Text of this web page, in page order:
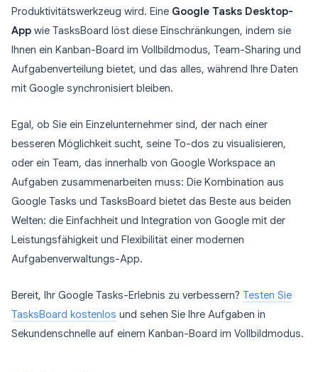
Produktivitätswerkzeug wird. Eine Google Tasks Desktop-
App wie TasksBoard löst diese Einschränkungen, indem sie
Ihnen ein Kanban-Board im Vollbildmodus, Team-Sharing und
Aufgabenverteilung bietet, und das alles, während Ihre Daten
mit Google synchronisiert bleiben.
Egal, ob Sie ein Einzelunternehmer sind, der nach einer
besseren Möglichkeit sucht, seine To-dos zu visualisieren,
oder ein Team, das innerhalb von Google Workspace an
Aufgaben zusammenarbeiten muss: Die Kombination aus
Google Tasks und TasksBoard bietet das Beste aus beiden
Welten: die Einfachheit und Integration von Google mit der
Leistungsfähigkeit und Flexibilität einer modernen
Aufgabenverwaltungs-App.
Bereit, Ihr Google Tasks-Erlebnis zu verbessern? Testen Sie
TasksBoard kostenlos und sehen Sie Ihre Aufgaben in
Sekundenschnelle auf einem Kanban-Board im Vollbildmodus.